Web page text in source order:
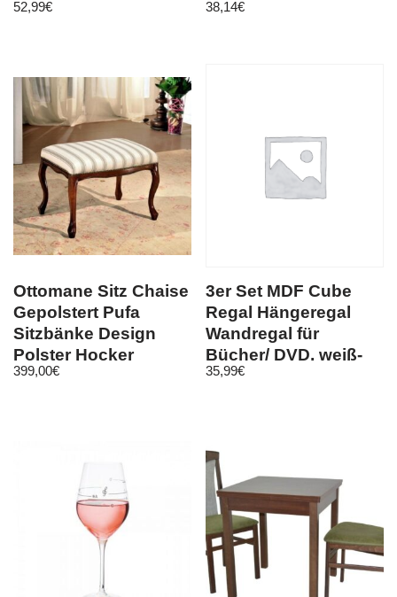
Holzwerkstoff
52,99€ x192cm 15744
38,14€
Ottomane Sitz Chaise
Gepolstert Pufa
Sitzbänke Design
Polster Hocker
Fußhocker
399,00€
3er Set MDF Cube
Regal Hängeregal
Wandregal für
Bücher/ DVD, weiß-
rosa
35,99€